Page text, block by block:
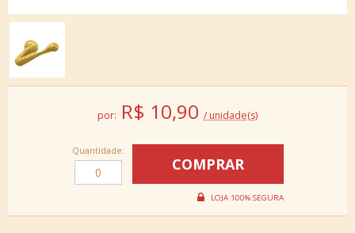
por: R$ 10,90 / unidade(s)
Quantidade: